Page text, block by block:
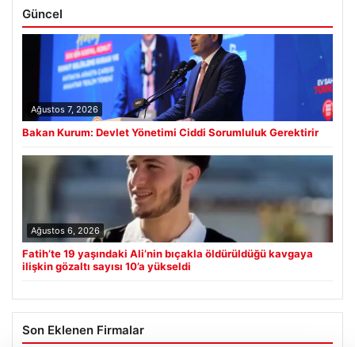
Güncel
Ağustos 7, 2026
Bakan Kurum: Devlet Yönetimi Ciddi Sorumluluk Gerektirir
Ağustos 6, 2026
Fatih’te 19 yaşındaki Ali’nin bıçakla öldürüldüğü kavgaya
ilişkin gözaltı sayısı 10’a yükseldi
Son Eklenen Firmalar